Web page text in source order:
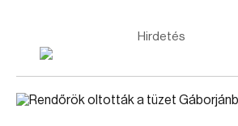
Hirdetés